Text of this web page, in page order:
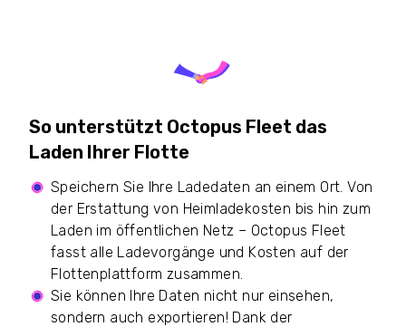
So unterstützt Octopus Fleet das
Laden Ihrer Flotte
Speichern Sie Ihre Ladedaten an einem Ort. Von
der Erstattung von Heimladekosten bis hin zum
Laden im öffentlichen Netz – Octopus Fleet
fasst alle Ladevorgänge und Kosten auf der
Flottenplattform zusammen.
Sie können Ihre Daten nicht nur einsehen,
sondern auch exportieren! Dank der